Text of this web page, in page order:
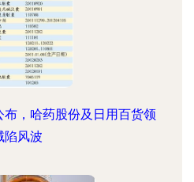
，哈药股份及日用百货领
陷风波